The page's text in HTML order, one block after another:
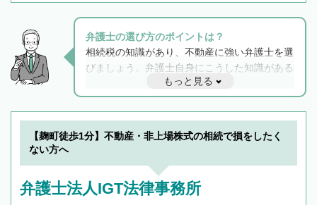
弁護士の選び方のポイントは？
相続税の知識があり、不動産に強い弁護士を選
びましょう。弁護士自身にこうした知識がある
と他士業との連携もスムーズに進み、トラブル
解決のみならず相続をトータルで任せることが
できます。また、相続は感情がからむ分野なの
でフィーリングも重要です。実際に電話や面談
で複数の弁護士と会話をしてウマが合う方に依
もっと見る
【麹町徒歩1分】不動産・非上場株式の相続で損をしたく
ない方へ
弁護士法人IGT法律事務所